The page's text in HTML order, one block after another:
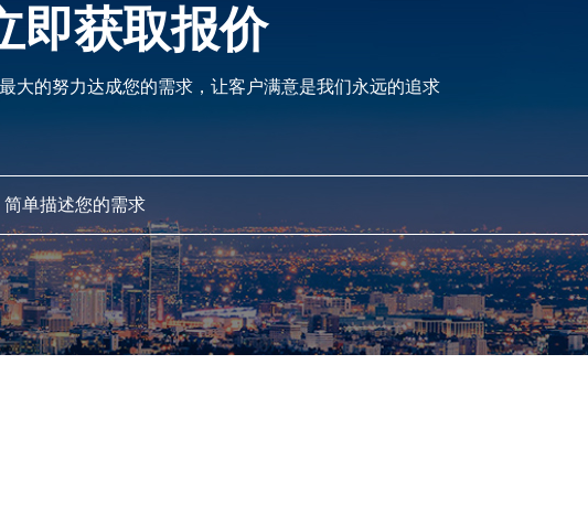
即获取报价
大的努力达成您的需求，让客户满意是我们永远的追求